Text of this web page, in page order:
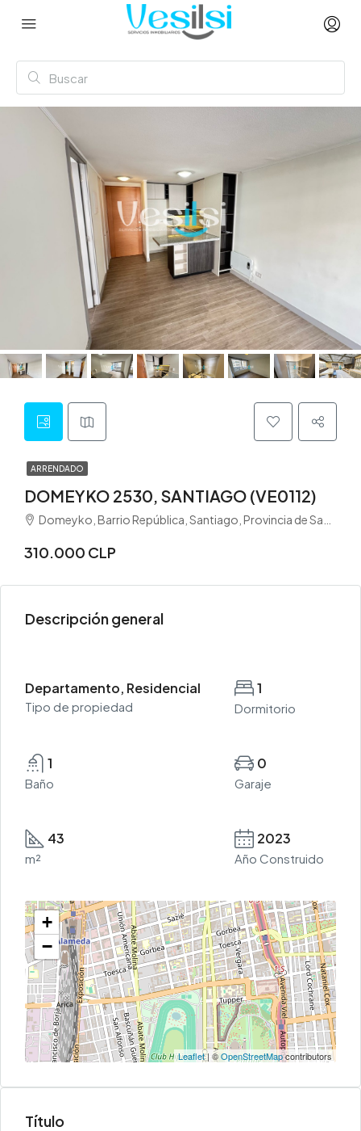
ARRENDADO
DOMEYKO 2530, SANTIAGO (VE0112)
Domeyko, Barrio República, Santiago, Provincia de Santiago, Región Metropolitana de Santiago, 8370372, Chile
310.000 CLP
Descripción general
Departamento, Residencial
Tipo de propiedad
1
Dormitorio
1
Baño
0
Garaje
43
m²
2023
Año Construido
+
−
Leaflet| ©OpenStreetMapcontributors
Título